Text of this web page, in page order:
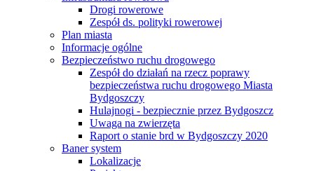
Drogi rowerowe
Zespół ds. polityki rowerowej
Plan miasta
Informacje ogólne
Bezpieczeństwo ruchu drogowego
Zespół do działań na rzecz poprawy
bezpieczeństwa ruchu drogowego Miasta
Bydgoszczy
Hulajnogi - bezpiecznie przez Bydgoszcz
Uwaga na zwierzęta
Raport o stanie brd w Bydgoszczy 2020
Baner system
Lokalizacje